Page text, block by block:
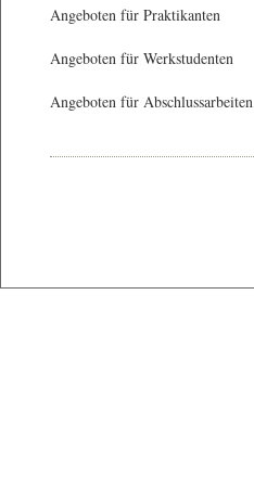
Angeboten für Praktikanten
Angeboten für Werkstudenten
Angeboten für Abschlussarbeiten